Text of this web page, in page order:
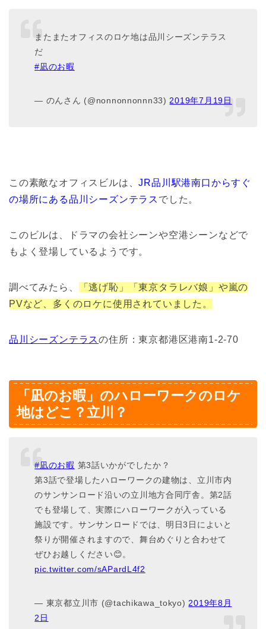
またまたオフィスのロケ地は品川シーズンテラス
だ
#凪のお暇
— のんさん (@nonnonnonnn33) 2019年7月19日
この素敵なオフィスビルは、JR品川駅港南口からすぐ
の場所にある品川シーズンテラス でした。
このビルは、ドラマの会社シーンや空港シーンなどで
もよく登場しているようです。
調べてみたら、
「逃げ恥」「東京タラレバ娘」や嵐の
PVなど、多くのロケに使用されていました。
品川シーズンテラスの住所：東京都港区港南1-2-70
「凪のお暇」のハローワークのロケ
地はどこ？立川？
#凪のお暇 第3話いかがでしたか？
第3話で登場したハローワークの建物は、立川市内
のサンサンロード沿いの立川地方合同庁舎。第2話
でも登場して、実際にハローワークが入っている
施設です。サンサンロードでは、明日3日によいと
祭りが開催されますので、舞台めぐりと合わせて
ぜひお越しください😊。
pic.twitter.com/sAPardL4f2
— 東京都立川市 (@tachikawa_tokyo) 2019年8月
2日